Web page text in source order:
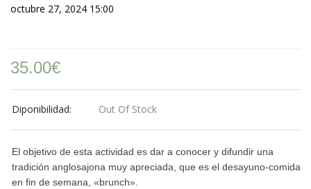
octubre 27, 2024 15:00
35.00€
Diponibilidad: Out Of Stock
El objetivo de esta actividad es dar a conocer y difundir una
tradición anglosajona muy apreciada, que es el desayuno-comida
en fin de semana, «brunch».